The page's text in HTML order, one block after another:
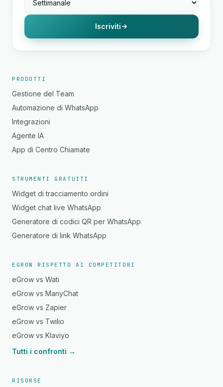
Iscriviti
PRODOTTI
Gestione del Team
Automazione di WhatsApp
Integrazioni
Agente IA
App di Centro Chiamate
STRUMENTI GRATUITI
Widget di tracciamento ordini
Widget chat live WhatsApp
Generatore di codici QR per WhatsApp
Generatore di link WhatsApp
EGROW RISPETTO AI COMPETITORI
eGrow vs Wati
eGrow vs ManyChat
eGrow vs Zapier
eGrow vs Twilio
eGrow vs Klaviyo
Tutti i confronti →
RISORSE